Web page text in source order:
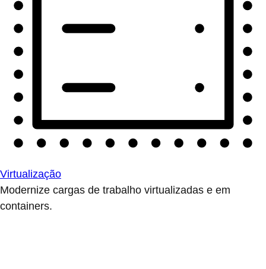
Virtualização
Modernize cargas de trabalho virtualizadas e em
containers.